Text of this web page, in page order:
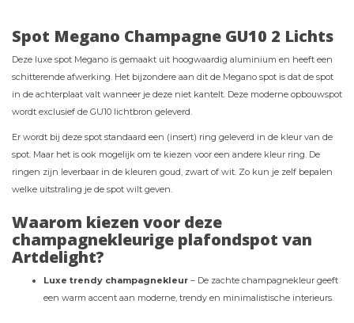
Spot Megano Champagne GU10 2 Lichts
Deze luxe spot Megano is gemaakt uit hoogwaardig aluminium en heeft een
schitterende afwerking. Het bijzondere aan dit de Megano spot is dat de spot
in de achterplaat valt wanneer je deze niet kantelt. Deze moderne opbouwspot
wordt exclusief de GU10 lichtbron geleverd.
Er wordt bij deze spot standaard een (insert) ring geleverd in de kleur van de
spot. Maar het is ook mogelijk om te kiezen voor een andere kleur ring. De
ringen zijn leverbaar in de kleuren goud, zwart of wit. Zo kun je zelf bepalen
welke uitstraling je de spot wilt geven.
Waarom kiezen voor deze
champagnekleurige plafondspot van
Artdelight?
Luxe trendy champagnekleur – De zachte champagnekleur geeft
een warm accent aan moderne, trendy en minimalistische interieurs.